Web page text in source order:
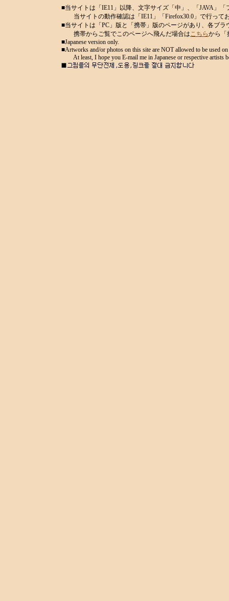
■当サイトは「IE11」以降、文字サイズ「中」、「JAVA」
当サイトの動作確認は「IE11」「Firefox30.0」で行って
■当サイトは「PC」版と「携帯」版のページがあり、各ブ
携帯からご覧でこのページへ飛んだ場合はこちらから「
■Japanese version only.
■Artworks and/or photos on this site are NOT allowed to be used
At least, I hope you E-mail me in Japanese or respective artists